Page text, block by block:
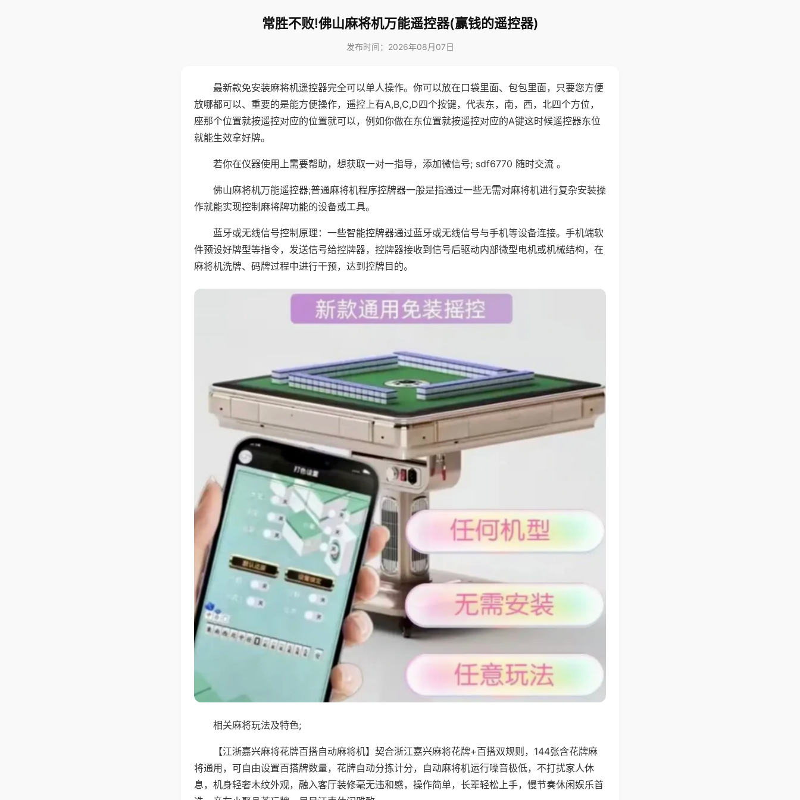
常胜不败!佛山麻将机万能遥控器(赢钱的遥控器)
发布时间：2026年08月07日
最新款免安装麻将机遥控器完全可以单人操作。你可以放在口袋里面、包包里面，只要您方便
放哪都可以、重要的是能方便操作，遥控上有A,B,C,D四个按键，代表东，南，西，北四个方位，
座那个位置就按遥控对应的位置就可以，例如你做在东位置就按遥控对应的A键这时候遥控器东位
就能生效拿好牌。
若你在仪器使用上需要帮助，想获取一对一指导，添加微信号; sdf6770 随时交流 。
佛山麻将机万能遥控器;普通麻将机程序控牌器一般是指通过一些无需对麻将机进行复杂安装操
作就能实现控制麻将牌功能的设备或工具。
蓝牙或无线信号控制原理：一些智能控牌器通过蓝牙或无线信号与手机等设备连接。手机端软
件预设好牌型等指令，发送信号给控牌器，控牌器接收到信号后驱动内部微型电机或机械结构，在
麻将机洗牌、码牌过程中进行干预，达到控牌目的。
相关麻将玩法及特色;
【江浙嘉兴麻将花牌百搭自动麻将机】契合浙江嘉兴麻将花牌+百搭双规则，144张含花牌麻
将通用，可自由设置百搭牌数量，花牌自动分拣计分，自动麻将机运行噪音极低，不打扰家人休
息，机身轻奢木纹外观，融入客厅装修毫无违和感，操作简单，长辈轻松上手，慢节奏休闲娱乐首